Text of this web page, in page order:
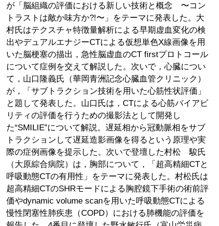
が「脳組織の評価における新しい技術と概念 〜コン
トラストは敵か味方か?!〜」をテーマに発表した。大
村氏はテクスチャ特徴量解析による早期虚血変化の検
出やデュアルエナジーCTによる仮想単色X線画像を用
いた脳梗塞の描出，急性脳虚血のCT firstプロトコール
について症例を交えて解説した。次いで，心臓につい
て，山口隆義氏（華岡青洲記念心臓血管クリニック）
が，「サブトラクション技術を用いた心筋性状評価」
と題して発表した。山口氏は，CTによる心筋バイアビ
リティの評価を行うための撮影法として開発し
た“SMILIE”について解説。遅延相から冠動脈相をサブ
トラクションして遅延造影画像を得るという原理や実
際の症例画像を提示した。次いで登壇した村松 駿氏
（大原綜合病院）は，胸部について，「超高精細CTと
呼吸動態CTの有用性」をテーマに発表した。村松氏は
超高精細CTのSHRモードによる胸腔鏡下手術の術前評
価やdynamic volume scanを用いた呼吸動態CTによる
慢性閉塞性肺疾患（COPD）における肺機能の評価を